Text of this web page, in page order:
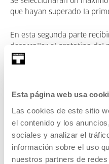
Esta página web usa
Las cookies de este sitio
el contenido y los
sociales y analizar el
información sobre el uso
nuestros partners de
que hayan superado la
En esta segunda parte
desarrollar el prototipo del
cabo entre enero y abril
prototipo se llevará a cabo
mayo de 2021.
*Esta convocatoria puede